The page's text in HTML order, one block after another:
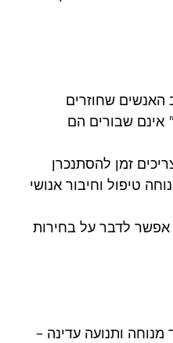
האנשים שחוזרים
" אינם שבורים הם
זמן להסתנכרן
טיפול וחיבור אנושי
אפשר לדבר על בחירות
ותנועה עדינה –